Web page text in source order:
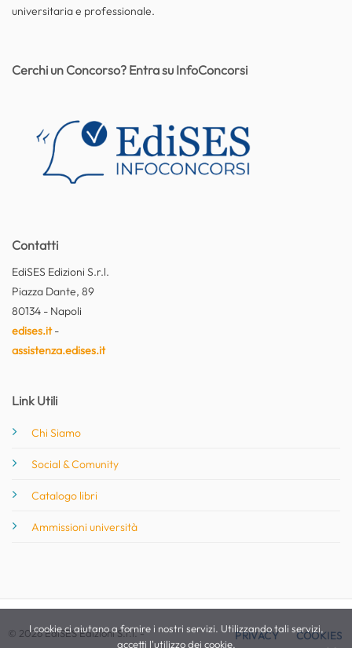
universitaria e professionale.
Contatti
EdiSES Edizioni S.r.l.
Piazza Dante, 89
80134 - Napoli
edises.it-
assistenza.edises.it
Link Utili
Chi Siamo
Social & Comunity
Catalogo libri
Ammissioni università
Cerchi un Concorso? Entra su InfoConcorsi
© 2026 EdiSES Edizioni S.r.l. -
PRIVACY COOKIES
I cookie ci aiutano a fornire i nostri servizi. Utilizzando tali servizi,
accetti l'utilizzo dei cookie.